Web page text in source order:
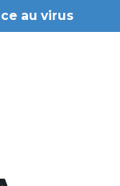
au virus